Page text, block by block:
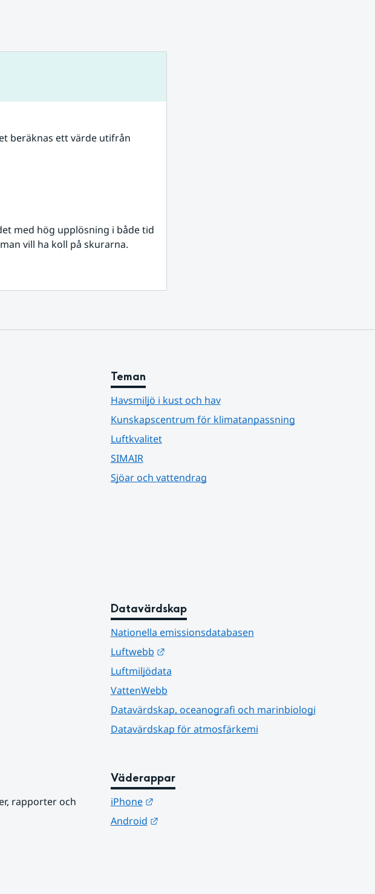
beräknas ett värde utifrån
med hög upplösning i både tid
vill ha koll på skurarna.
Teman
Havsmiljö i kust och hav
Kunskapscentrum för klimatanpassning
Luftkvalitet
SIMAIR
Sjöar och vattendrag
Datavärdskap
Nationella emissionsdatabasen
Luftwebb
Länk till annan webbplats.
Luftmiljödata
VattenWebb
Datavärdskap, oceanografi och marinbiologi
Datavärdskap för atmosfärkemi
rapporter och
Väderappar
iPhone
Länk till annan webbplats.
Android
Länk till annan webbplats.